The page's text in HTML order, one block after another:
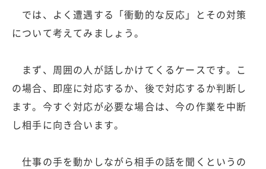
では、よく遭遇する「衝動的な反応」とその対策
について考えてみましょう。
まず、周囲の人が話しかけてくるケースです。こ
の場合、即座に対応するか、後で対応するか判断し
ます。今すぐ対応が必要な場合は、今の作業を中断
し相手に向き合います。
仕事の手を動かしながら相手の話を聞くというの